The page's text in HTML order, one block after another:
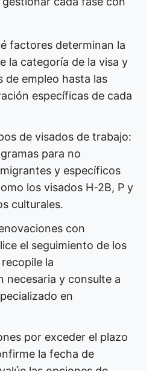
factores determinan la
la categoría de la visa y
de empleo hasta las
específicas de cada
de visados de trabajo:
para no
y específicos
los visados H-2B, P y
culturales.
con
el seguimiento de los
la
necesaria y consulte a
en
por exceder el plazo
la fecha de